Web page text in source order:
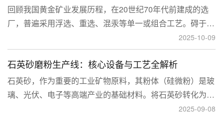
回顾我国黄金矿业发展历程，在20世纪70年代前建成的选
厂，普遍采用浮选、重选、混汞等单一或组合工艺。碍于当
时选矿工艺水平的限制，回收率普遍较低，大量细粒金、包
裹金或与特定矿物共生的金流失到尾矿中，造成了巨大的经
济损失。
2025-10-09
石英砂磨粉生产线：核心设备与工艺全解析
石英砂，作为重要的工业矿物原料，其粉体（硅微粉）是玻
璃、光伏、电子等高端产业的基础材料。将石英砂转化为高
附加值的粉体，离不开一套专业的石英砂磨粉成套设备。本
2025-09-08